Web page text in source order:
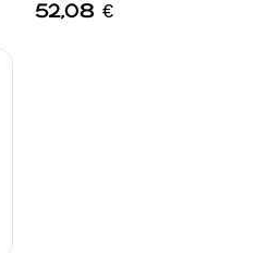
52,08 €